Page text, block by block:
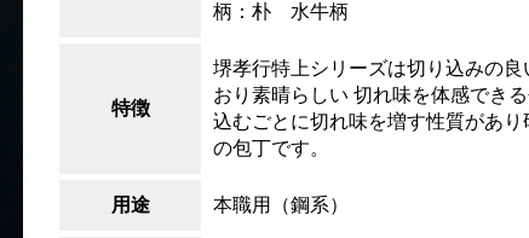
柄：朴 水牛柄
特徴
堺孝行特上シリーズは切り込みの
おり素晴らしい 切れ味を体感でき
込むごとに切れ味を増す性質があ
の包丁です。
用途 本職用（鋼系）